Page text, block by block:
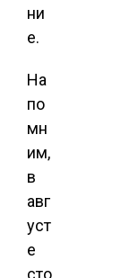
ни
е.
На
по
мн
им,
в
авг
уст
е
сто